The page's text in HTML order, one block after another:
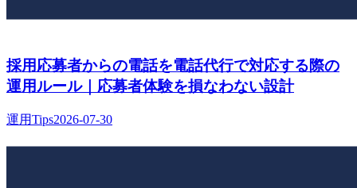
採用応募者からの電話を電話代行で対応する際の
運用ルール｜応募者体験を損なわない設計
運用Tips2026-07-30